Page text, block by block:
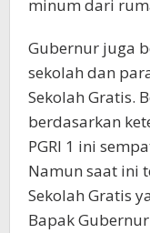
minum dari
Gubernur juga
sekolah dan
Sekolah Gratis.
berdasarkan
PGRI 1 ini
Namun saat ini
Sekolah Gratis
Bapak